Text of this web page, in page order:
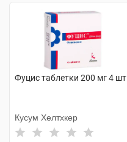
Фуцис таблетки 200 мг 4 шт
Кусум Хелтхкер